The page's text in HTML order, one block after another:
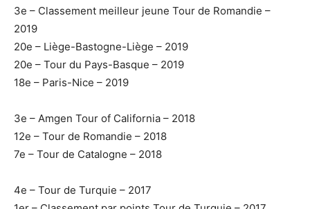
3e – Classement meilleur jeune Tour de Romandie –
2019
20e – Liège-Bastogne-Liège – 2019
20e – Tour du Pays-Basque – 2019
18e – Paris-Nice – 2019
3e – Amgen Tour of California – 2018
12e – Tour de Romandie – 2018
7e – Tour de Catalogne – 2018
4e – Tour de Turquie – 2017